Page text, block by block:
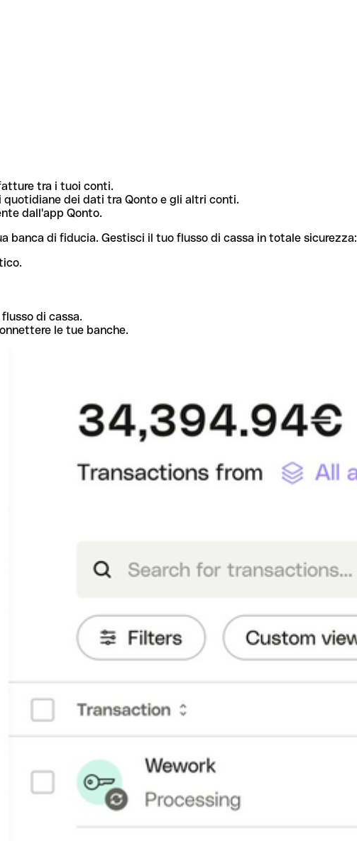
tra i tuoi conti.
quotidiane dei dati tra Qonto e gli altri conti.
dall'app Qonto.
banca di fiducia. Gestisci il tuo flusso di cassa in totale sicurezza:
di cassa.
le tue banche.